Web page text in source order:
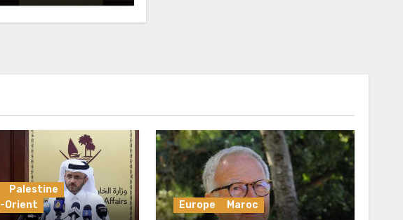
Palestine
Orient
Europe Maroc